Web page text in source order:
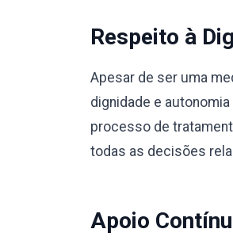
Respeito à
Apesar de ser uma
dignidade e
processo de
todas as decisões
Apoio